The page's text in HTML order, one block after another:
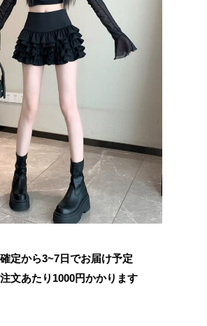
定から3~7日でお届け予定
文あたり 1000円かかります